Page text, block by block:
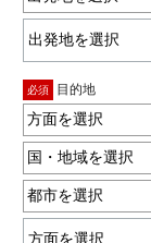
必須 目的地
方面を選択
国・地域を選択
都市を選択